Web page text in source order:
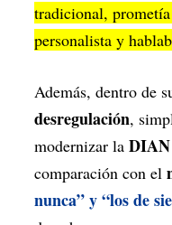
tradicional,
personalista y
Además, dentro de
desregulación,
modernizar la DIAN
comparación con el
nunca” y “los de